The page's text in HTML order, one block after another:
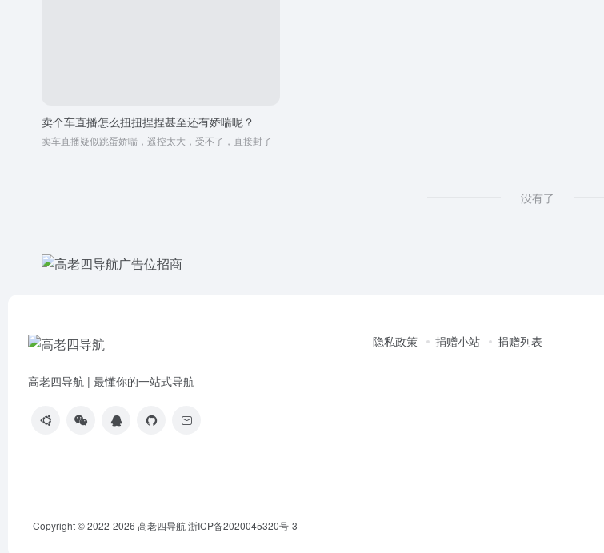
卖个车直播怎么扭扭捏捏甚至还有娇喘呢？
卖车直播疑似跳蛋娇喘，遥控太大，受不了，直接封了
没有了
高老四导航 | 最懂你的一站式导航
隐私政策 捐赠小站 捐赠列表
Copyright © 2022-2026 高老四导航浙ICP备2020045320号-3